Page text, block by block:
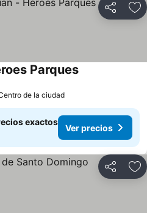
Compartir
ParquesVer precios
de la ciudad
exactos
Ver precios
Compartir